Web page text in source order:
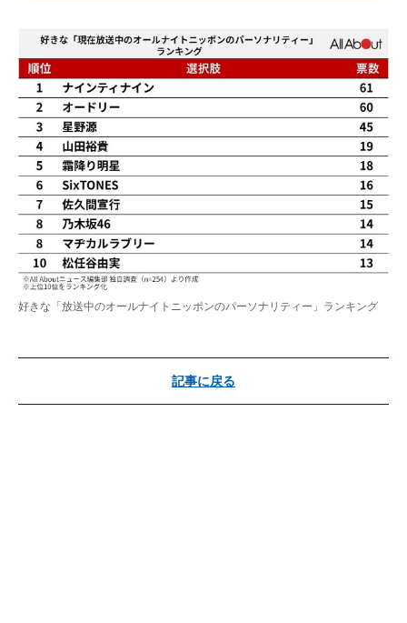
好きな「放送中のオールナイトニッポンのパーソナリティー」ランキング
記事に戻る